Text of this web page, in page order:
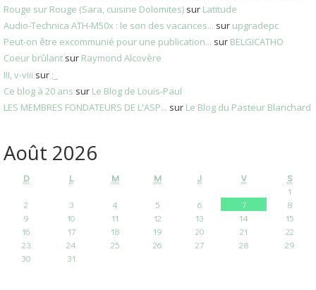
Rouge sur Rouge (Sara, cuisine Dolomites) sur Latitude
Audio‑Technica ATH‑M50x : le son des vacances... sur upgradepc
Peut-on être excommunié pour une publication... sur BELGICATHO
Coeur brûlant sur Raymond Alcovère
III, v-viii sur ;_
Ce blog à 20 ans sur Le Blog de Louis-Paul
LES MEMBRES FONDATEURS DE L'ASP... sur Le Blog du Pasteur Blanchard
Août 2026
D L M M J V
S
1
2
3 4 5 6 7
8
9
10 11 12 13 14
15
16
17 18 19 20 21
22
23
24 25 26 27 28
29
30
31